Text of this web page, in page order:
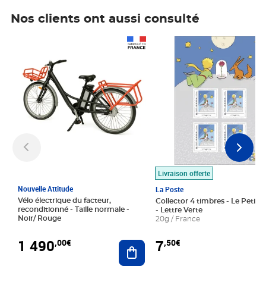
Nos clients ont aussi consulté
Nouvelle Attitude
Vélo électrique du facteur,
reconditionné - Taille normale -
Noir/ Rouge
1 490,00€ Ajouter au panier
Livraison offerte
La Poste
Collector 4 timbres - Le Petit
- Lettre Verte
20g / France
7,50€
Prix 7,50€